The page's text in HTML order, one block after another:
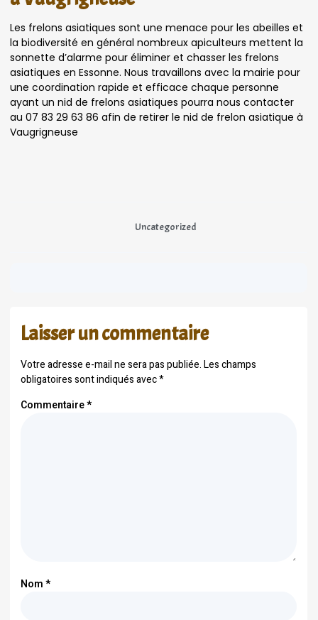
Les frelons asiatiques sont une menace pour les abeilles et
la biodiversité en général nombreux apiculteurs mettent la
sonnette d’alarme pour éliminer et chasser les frelons
asiatiques en Essonne. Nous travaillons avec la mairie pour
une coordination rapide et efficace chaque personne
ayant un nid de frelons asiatiques pourra nous contacter
au 07 83 29 63 86 afin de retirer le nid de frelon asiatique à
Vaugrigneuse
Uncategorized
Laisser un commentaire
Votre adresse e-mail ne sera pas publiée.Les champs
obligatoires sont indiqués avec*
Commentaire*
Nom*